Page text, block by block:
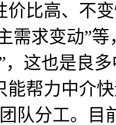
比高、不
需求变动”
这也是良
帮力中介
队分工。